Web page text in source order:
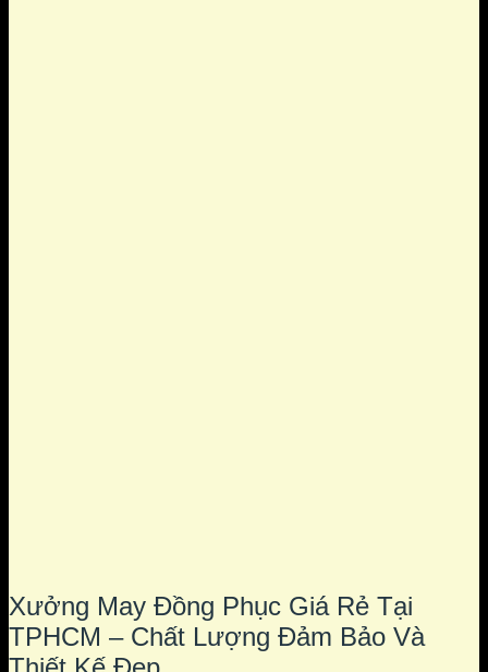
Xưởng May Đồng Phục Giá Rẻ Tại
TPHCM – Chất Lượng Đảm Bảo Và